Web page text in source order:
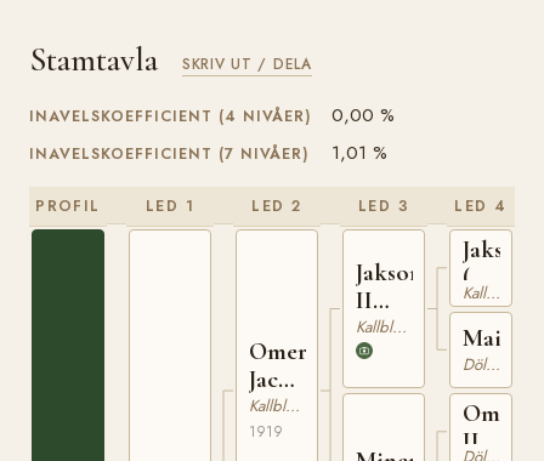
Stamtavla SKRIV UT / DELA
INAVELSKOEFFICIENT (4 NIVÅER) 0,00 %
INAVELSKOEFFICIENT (7 NIVÅER) 1,01 %
PROFIL LED 1 LED 2
Omer-
Jackson
(NO)
Kallblodig Travare
1919
LED 3
Jakson
II
(NO)
Kallblodig Travare
LED 4
Jakson
(NO)
T-
42
Kallblodig Travare
Maia
Dölehäst
Omer
II